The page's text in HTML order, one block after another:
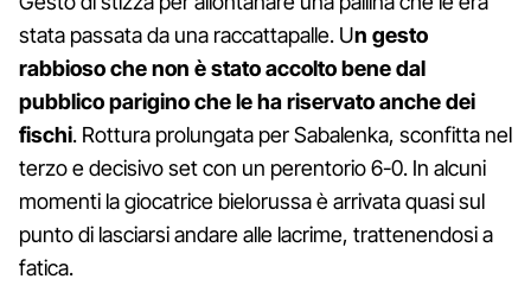
stata passata da una raccattapalle. Un gesto
rabbioso che non è stato accolto bene dal
pubblico parigino che le ha riservato anche dei
fischi. Rottura prolungata per Sabalenka, sconfitta nel
terzo e decisivo set con un perentorio 6-0. In alcuni
momenti la giocatrice bielorussa è arrivata quasi sul
punto di lasciarsi andare alle lacrime, trattenendosi a
fatica.